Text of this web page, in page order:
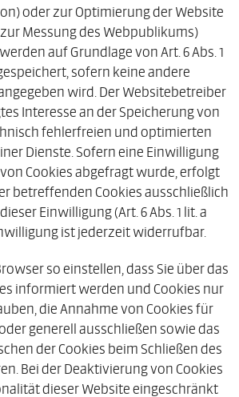
oder zur Optimierung der Website
zur Messung des Webpublikums)
auf Grundlage von Art. 6 Abs. 1
sofern keine andere
wird. Der Websitebetreiber
Interesse an der Speicherung von
fehlerfreien und optimierten
Dienste. Sofern eine Einwilligung
Cookies abgefragt wurde, erfolgt
betreffenden Cookies ausschließlich
Einwilligung (Art. 6 Abs. 1 lit. a
ist jederzeit widerrufbar.
so einstellen, dass Sie über das
informiert werden und Cookies nur
die Annahme von Cookies für
generell ausschließen sowie das
der Cookies beim Schließen des
Bei der Deaktivierung von Cookies
dieser Website eingeschränkt